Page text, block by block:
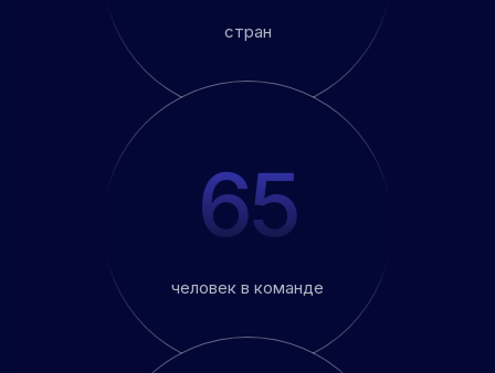
стран
человек в команде
65